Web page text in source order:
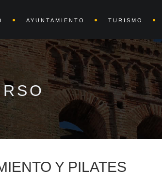
AYUNTAMIENTO TURISMO
Y PILATES